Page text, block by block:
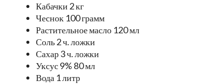
Кабачки 2 кг
Чеснок 100 грамм
Растительное масло 120 мл
Соль 2 ч. ложки
Сахар 3 ч. ложки
Уксус 9% 80 мл
Вода 1 литр